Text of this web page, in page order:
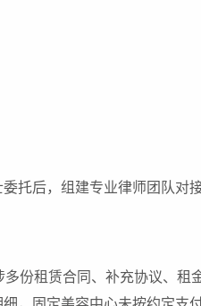
托后，组建专业律师团队对
多份租赁合同、补充协议、